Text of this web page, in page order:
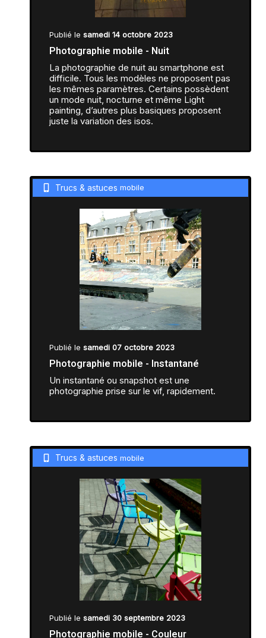
Publié le samedi 14 octobre 2023
Photographie mobile - Nuit
La photographie de nuit au smartphone est
difficile. Tous les modèles ne proposent pas
les mêmes paramètres. Certains possèdent
un mode nuit, nocturne et même Light
painting, d’autres plus basiques proposent
juste la variation des isos.
Trucs & astucesmobile
Publié le samedi 07 octobre 2023
Photographie mobile - Instantané
Un instantané ou snapshot est une
photographie prise sur le vif, rapidement.
Trucs & astucesmobile
Publié le samedi 30 septembre 2023
Photographie mobile - Couleur